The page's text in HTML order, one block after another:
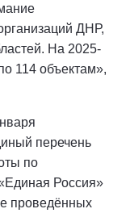
ДНР,
На 2025-
114 объектам»,
перечень
по
Россия»
проведённых